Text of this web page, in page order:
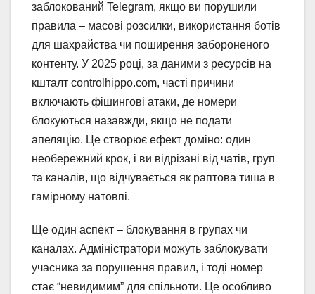
заблокований Telegram, якщо ви порушили
правила – масові розсилки, використання ботів
для шахрайства чи поширення забороненого
контенту. У 2025 році, за даними з ресурсів на
кшталт controlhippo.com, часті причини
включають фішингові атаки, де номери
блокуються назавжди, якщо не подати
апеляцію. Це створює ефект доміно: один
необережний крок, і ви відрізані від чатів, груп
та каналів, що відчувається як раптова тиша в
гамірному натовпі.
Ще один аспект – блокування в групах чи
каналах. Адміністратори можуть заблокувати
учасника за порушення правил, і тоді номер
стає “невидимим” для спільноти. Це особливо